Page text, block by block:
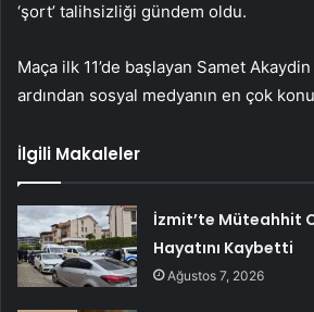
‘şort’ talihsizliği gündem oldu.
Maça ilk 11’de başlayan Samet
ardından sosyal medyanın en çok
İlgili Makaleler
İzmit’te Müteahhit
Hayatını Kaybetti
Ağustos 7, 2026